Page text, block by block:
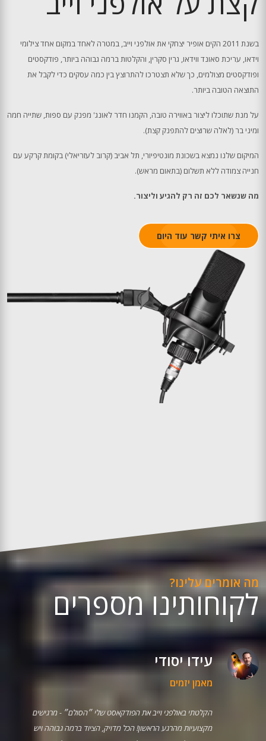
בשנת 2011 הקים אופיר יצחקי את אולפני וייב, במטרה לאחד במקום אחד צילומי
וידאו, עריכת סאונד ווידאו, גרין סקרין, והקלטות ברמה גבוהה ביותר, פודקסטים
ופודקסטים מצולמים, כך שלא תצטרכו להתרוצץ בין כמה עסקים כדי לקבל את
התוצאה הטובה ביותר.
על מנת שתוכלו ליצור באווירה טובה, הקמנו חדר לאונג' מפנק עם ספות, שתייה חמה
ומיני בר (לאלה שרוצים להתפנק קצת).
המיקום שלנו נמצא בשכונת מונטיפיורי, תל אביב (קרוב לעזריאלי) בקומת קרקע עם
חנייה צמודה ללא תשלום (בתאום מראש).
מה שנשאר לכם זה רק להגיע וליצור.
צרו איתי קשר עוד היום
מה אומרים עלינו?
לקוחותינו מספרים
עידו יסודי
מאמן יזמים
הקלטתי באולפני וייב את הפודקאסט שלי ״הסולם״ - מרגישים
מקצועיות מהרגע הראשון! הכל מדויק, הציוד ברמה גבוהה ויש